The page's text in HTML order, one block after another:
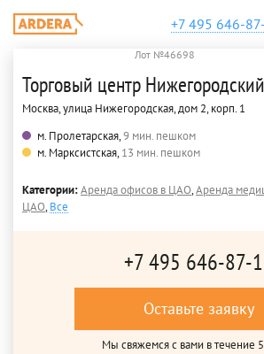
+7 495 646-
Лот №46698
Торговый центр
Москва, улица Нижегородская, дом 2, корп. 1
м. Пролетарская,9 мин. пешком
м. Марксистская,13 мин. пешком
Категории:Аренда офисов в ЦАО,Аренда
ЦАО,Все
+7 495 646-87-
Оставьте заявку
Мы свяжемся с вами в течение